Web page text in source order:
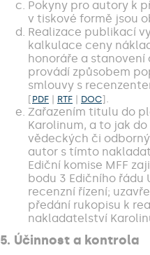
Pokyny pro autory k
v tiskové formě jsou
Realizace publikací
kalkulace ceny
honoráře a stanovení
provádí způsobem
smlouvy s
[ PDF RTF DOC] .
Zařazením titulu do
Karolinum, a to jak
vědeckých či
autor s tímto
Ediční komise MFF
bodu 3 Edičního řádu
recenzní řízení;
předání rukopisu k
nakladatelství
5. Účinnost a kontrola